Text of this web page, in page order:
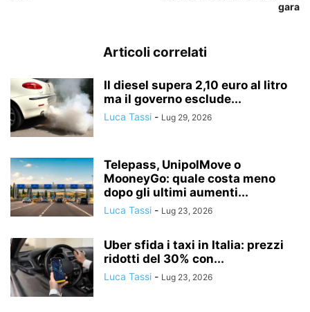
gara
Articoli correlati
Il diesel supera 2,10 euro al litro
ma il governo esclude...
Luca Tassi - Lug 29, 2026
Telepass, UnipolMove o
MooneyGo: quale costa meno
dopo gli ultimi aumenti...
Luca Tassi - Lug 23, 2026
Uber sfida i taxi in Italia: prezzi
ridotti del 30% con...
Luca Tassi - Lug 23, 2026